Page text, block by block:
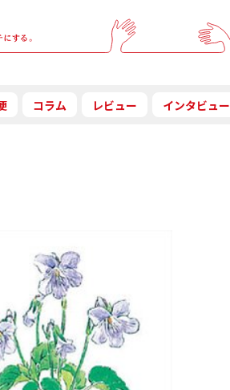
コラム レビュー インタビュー